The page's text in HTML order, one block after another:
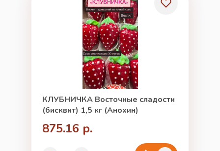
КЛУБНИЧКА Восточные сладости
(бисквит) 1,5 кг (Анохин)
875.16 р.